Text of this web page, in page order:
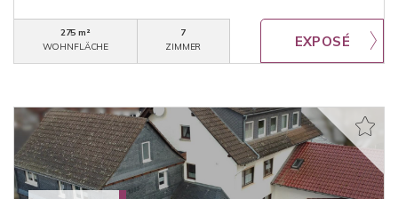
275 m²
WOHNFLÄCHE
7
ZIMMER